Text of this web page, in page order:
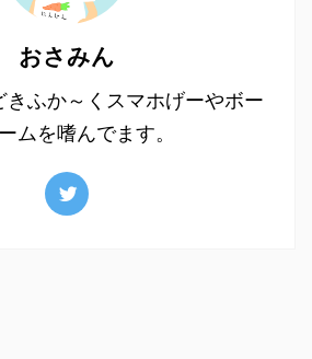
おさみん
きふか～くスマホげーやボー
ムを嗜んでます。